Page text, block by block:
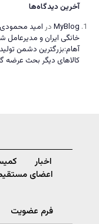
آخرین دیدگاه‌ها
MyBlog در امید
خانگی ایران و مدیرعامل
آهام:بزرگترین دشمن
کالاهای دیگر بحث عرضه
اخبار
اعضای
فرم عضویت